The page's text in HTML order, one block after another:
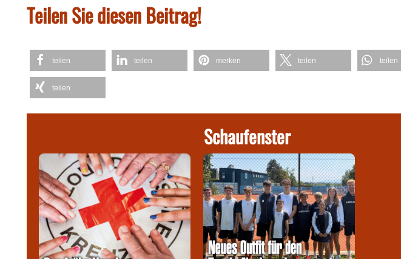
Teilen Sie diesen Beitrag!
teilen teilen merken teilen teilen
teilen
Schaufenster